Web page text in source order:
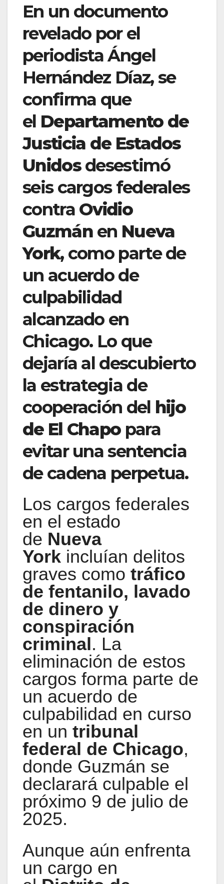
En un documento
revelado por el
periodista Ángel
Hernández Díaz, se
confirma que
el Departamento de
Justicia de Estados
Unidosdesestimó
seis cargos federales
contra Ovidio
Guzmánen Nueva
York, como parte de
un acuerdo de
culpabilidad
alcanzado en
Chicago. Lo que
dejaría al descubierto
la estrategia de
cooperación del hijo
de El Chapopara
evitar una sentencia
de cadena perpetua.
Los cargos federales
en el estado
de Nueva
York incluían delitos
graves como tráfico
de fentanilo, lavado
de dinero y
conspiración
criminal. La
eliminación de estos
cargos forma parte de
un acuerdo de
culpabilidad en curso
en un tribunal
federal de Chicago,
donde Guzmán se
declarará culpable el
próximo 9 de julio de
2025.
Aunque aún enfrenta
un cargo en